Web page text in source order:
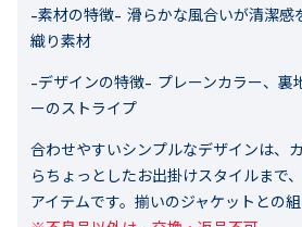
-素材の特徴- 滑らかな風合いが清潔感
織り素材
-デザインの特徴- プレーンカラー、裏
ーのストライプ
合わせやすいシンプルなデザインは、
らちょっとしたお出掛けスタイルまで
アイテムです。揃いのジャケットとの